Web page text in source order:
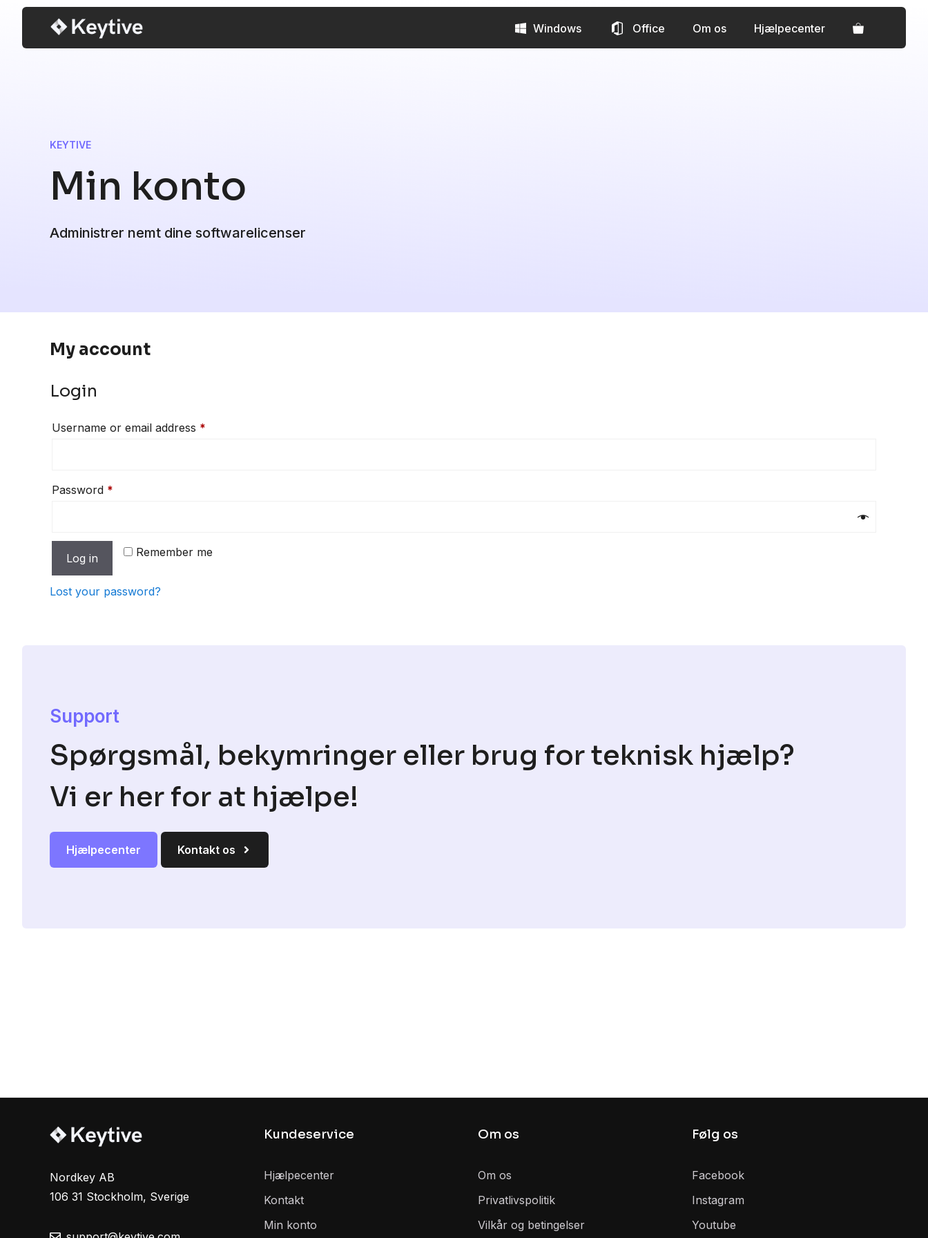
indhold
Windows Office Om os Hjælpecenter
KEYTIVE
Min konto
Administrer nemt dine softwarelicenser
My account
Login
Username or email address *
Password *
Remember me
Log in
Lost your password?
Support
Spørgsmål, bekymringer eller brug for teknisk hjælp?
Vi er her for at hjælpe!
Hjælpecenter Kontakt os
Nordkey AB
106 31 Stockholm, Sverige
Kundeservice
Hjælpecenter
Kontakt
Min konto
Om os
Om os
Privatlivspolitik
Vilkår og betingelser
Følg os
Facebook
Instagram
Youtube